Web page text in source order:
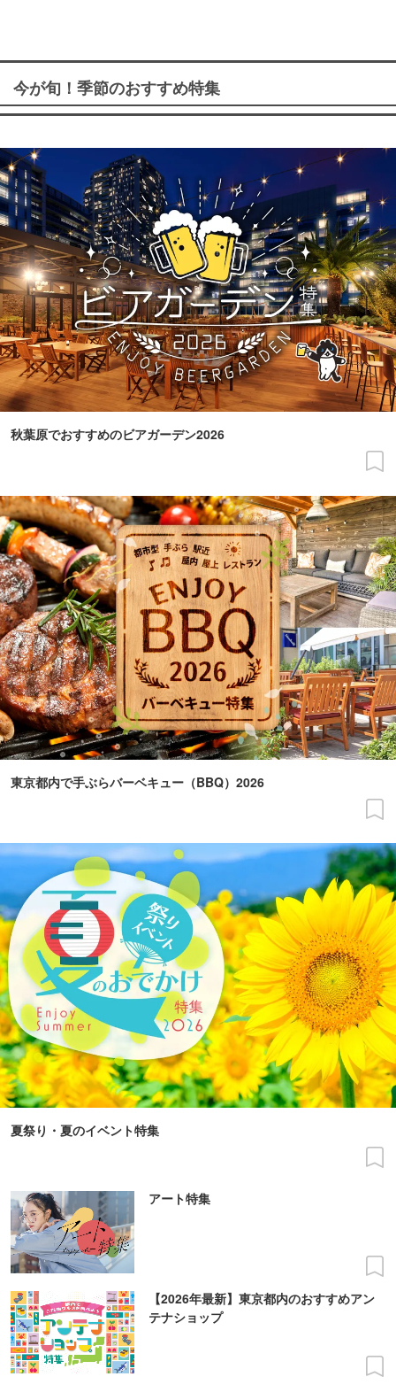
今が旬！季節のおすすめ特集
秋葉原でおすすめのビアガーデン2026
東京都内で手ぶらバーベキュー（BBQ）2026
夏祭り・夏のイベント特集
アート特集
【2026年最新】東京都内のおすすめアン
テナショップ